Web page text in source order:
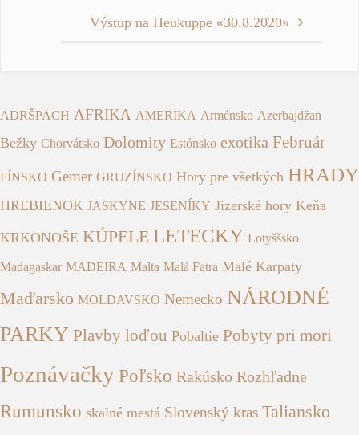
Výstup na Heukuppe «30.8.2020»
ADRŠPACH AFRIKA AMERIKA Arménsko Azerbajdžan
Bežky Chorvátsko Dolomity Estónsko exotika Február
FÍNSKO Gemer GRUZÍNSKO Hory pre všetkých HRADY
HREBIENOK JASKYNE JESENÍKY Jizerské hory Keňa
KRKONOŠE KÚPELE LETECKY Lotyššsko
Madagaskar MADEIRA Malta Malá Fatra Malé Karpaty
Maďarsko MOLDAVSKO Nemecko NÁRODNÉ
PARKY Plavby loďou Pobaltie Pobyty pri mori
PoznávačkyPoľsko Rakúsko Rozhľadne
Rumunsko skalné mestá Slovenský kras Taliansko